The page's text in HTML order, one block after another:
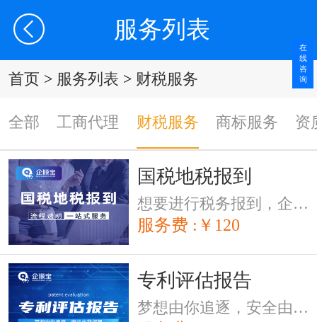
服务列表
首页 > 服务列表 > 财税服务
全部 工商代理 财税服务 商标服务 资
国税地税报到
想要进行税务报到，企顺宝一站式服务，帮您顺利完成
服务费 :￥120
专利评估报告
梦想由你追逐，安全由我保障
在
线
咨
询